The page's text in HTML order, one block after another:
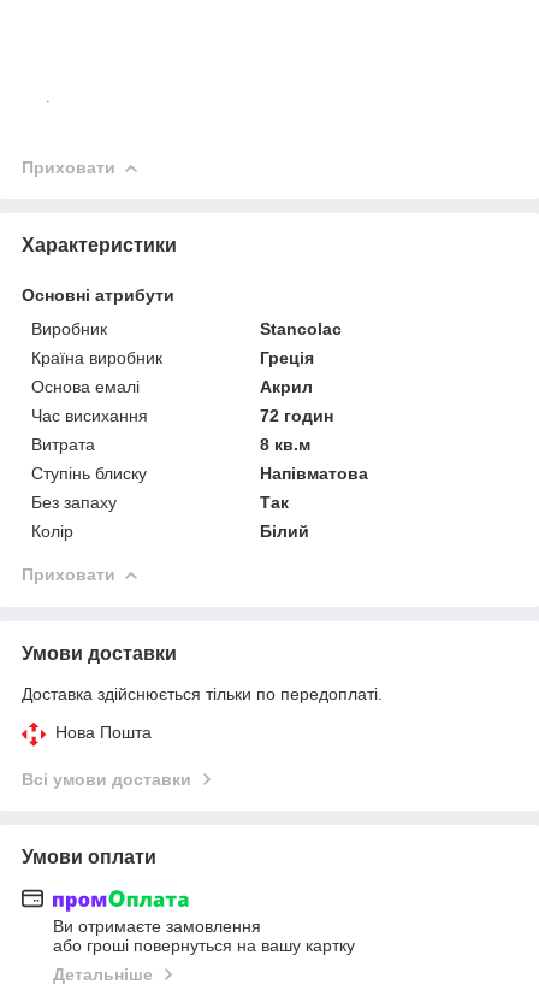
Приховати
Характеристики
Основні атрибути
Виробник
Stancolac
Країна виробник
Греція
Основа емалі
Акрил
Час висихання
72 годин
Витрата
8 кв.м
Ступінь блиску
Напівматова
Без запаху
Так
Колір
Білий
Приховати
Умови доставки
Доставка здійснюється тільки по передоплаті.
Нова Пошта
Всі умови доставки
Умови оплати
Ви отримаєте замовлення
або гроші повернуться на вашу картку
Детальніше